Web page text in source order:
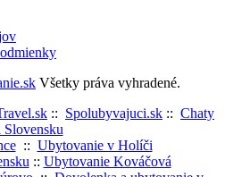
Všetky práva vyhradené.
:: Spolubyvajuci.sk :: Chaty
Slovensku
:: Ubytovanie v Holíči
:: Ubytovanie Kováčová